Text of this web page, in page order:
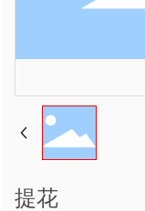
提花